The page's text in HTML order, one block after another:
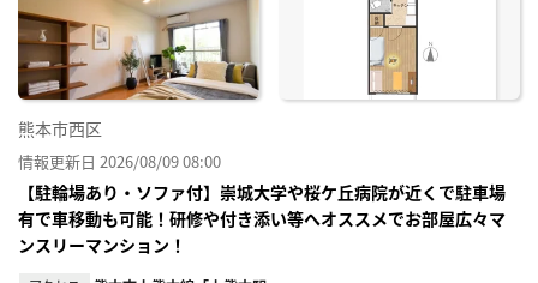
熊本市西区
情報更新日 2026/08/09 08:00
【駐輪場あり・ソファ付】崇城大学や桜ケ丘病院が近くで駐車場
有で車移動も可能！研修や付き添い等へオススメでお部屋広々マ
ンスリーマンション！